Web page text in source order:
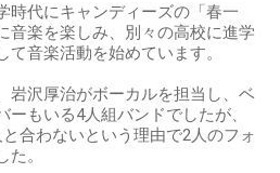
時代にキャンディーズの「春一
音楽を楽しみ、別々の高校に進学
て音楽活動を始めています。
岩沢厚治がボーカルを担当し、ベ
もいる4人組バンドでしたが、
合わないという理由で2人のフォ
。